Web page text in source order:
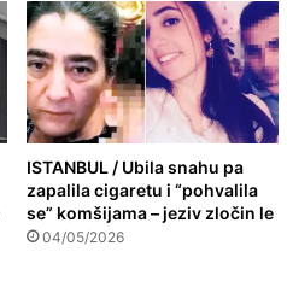
ISTANBUL / Ubila snahu pa
zapalila cigaretu i “pohvalila
se” komšijama – jeziv zločin le
04/05/2026